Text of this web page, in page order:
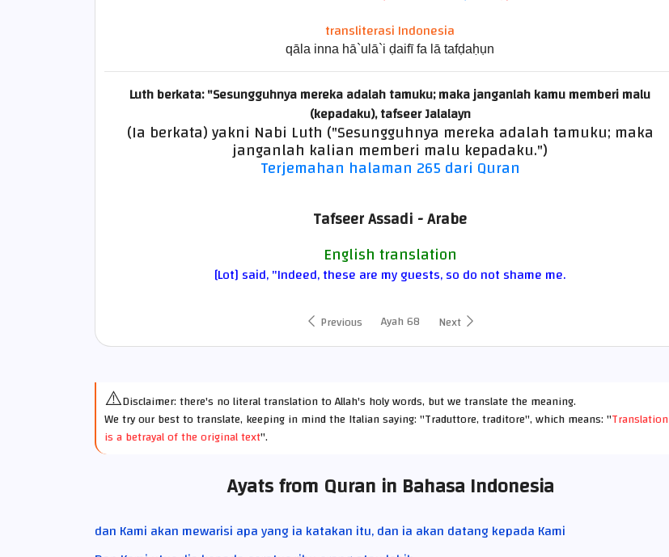
transliterasi Indonesia
qāla inna hā`ulā`i ḍaifī fa lā tafḍaḥụn
Luth berkata: "Sesungguhnya mereka adalah tamuku; maka janganlah kamu memberi malu
(kepadaku),tafseer Jalalayn
(Ia berkata) yakni Nabi Luth ("Sesungguhnya mereka adalah tamuku; maka
janganlah kalian memberi malu kepadaku.")
Terjemahan halaman 265 dari Quran
Tafseer Assadi - Arabe
English translation
[Lot] said, "Indeed, these are my guests, so do not shame me.
Previous Ayah 68 Next
⚠️Disclaimer: there's no literal translation to Allah's holy words, but we translate the meaning.
We try our best to translate, keeping in mind the Italian saying: "Traduttore, traditore", which means: "Translation
is a betrayal of the original text".
Ayats from Quran in Bahasa Indonesia
dan Kami akan mewarisi apa yang ia katakan itu, dan ia akan datang kepada Kami